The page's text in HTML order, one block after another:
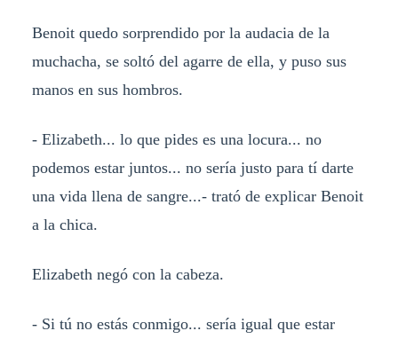
Benoit quedo sorprendido por la audacia de la
muchacha, se soltó del agarre de ella, y puso sus
manos en sus hombros.
- Elizabeth... lo que pides es una locura... no
podemos estar juntos... no sería justo para tí darte
una vida llena de sangre...- trató de explicar Benoit
a la chica.
Elizabeth negó con la cabeza.
- Si tú no estás conmigo... sería igual que estar